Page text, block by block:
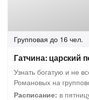
Групповая до 16 чел.
Гатчина: царский
Узнать богатую и не
Романовых на
Расписание: в